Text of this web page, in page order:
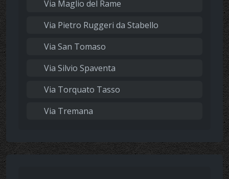
Via Maglio del Rame
Via Pietro Ruggeri da Stabello
Via San Tomaso
Via Silvio Spaventa
Via Torquato Tasso
Via Tremana